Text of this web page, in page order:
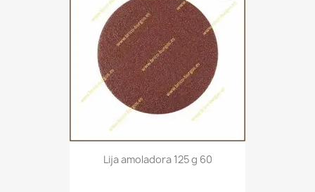
Lija amoladora 125 g 60